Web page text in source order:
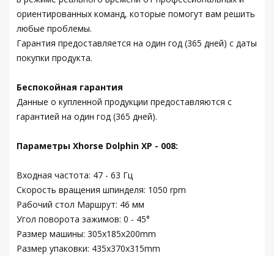
ориентированных команд, которые помогут вам решить
любые проблемы.
Гарантия предоставляется на один год (365 дней) с даты
покупки продукта.
Беспокойная гарантия
Данные о купленной продукции предоставляются с
гарантией на один год (365 дней).
Параметры Xhorse Dolphin XP - 008:
Входная частота: 47 - 63 Гц
Скорость вращения шпинделя: 1050 rpm
Рабочий стол Маршрут: 46 мм
Угол поворота зажимов: 0 - 45°
Размер машины: 305x185x200mm
Размер упаковки: 435x370x315mm